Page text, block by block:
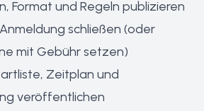
Format und Regeln publizieren
schließen (oder
mit Gebühr setzen)
Zeitplan und
veröffentlichen